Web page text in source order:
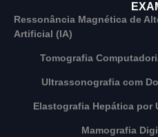
Ressonância Magnética de
Artificial (IA)
Tomografia
Ultrassonografia com
Elastografia Hepática por
Mamografia